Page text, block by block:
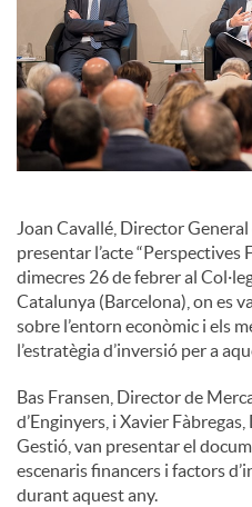
i
a
l
s
Joan Cavallé, Director General
presentar l’acte “Perspectives
dimecres 26 de febrer al
Catalunya (Barcelona), on es
sobre l’entorn econòmic i els
l’estratègia d’inversió per a
Bas Fransen, Director de
d’Enginyers, i Xavier
Gestió, van presentar el
escenaris financers i factors
durant aquest any.